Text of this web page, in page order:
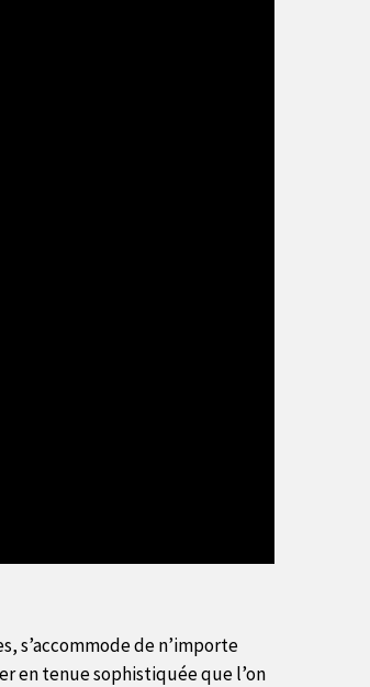
s’accommode de n’importe
en tenue sophistiquée que l’on